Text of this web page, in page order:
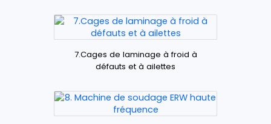
7.Cages de laminage à froid à
défauts et à ailettes